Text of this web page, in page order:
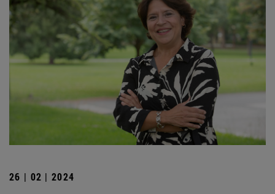
26 | 02 | 2024